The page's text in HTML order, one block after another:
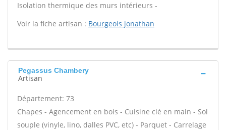
Isolation thermique des murs intérieurs -
Voir la fiche artisan : Bourgeois jonathan
Pegassus Chambery
Artisan
Département: 73
Chapes - Agencement en bois - Cuisine clé en main - Sol
souple (vinyle, lino, dalles PVC, etc) - Parquet - Carrelage